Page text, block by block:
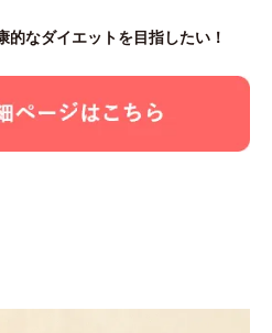
なダイエットを目指したい！